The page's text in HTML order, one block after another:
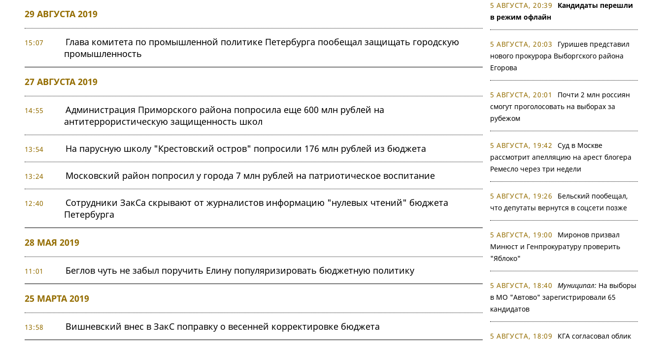
29 АВГУСТА 2019
15:07
Глава комитета по промышленной политике Петербурга пообещал защищать городскую
промышленность
27 АВГУСТА 2019
14:55
Администрация Приморского района попросила еще 600 млн рублей на
антитеррористическую защищенность школ
13:54 На парусную школу "Крестовский остров" попросили 176 млн рублей из бюджета
13:24 Московский район попросил у города 7 млн рублей на патриотическое воспитание
12:40
Сотрудники ЗакСа скрывают от журналистов информацию "нулевых чтений" бюджета
Петербурга
28 МАЯ 2019
11:01 Беглов чуть не забыл поручить Елину популяризировать бюджетную политику
25 МАРТА 2019
13:58 Вишневский внес в ЗакС поправку о весенней корректировке бюджета
5 АВГУСТА, 20:39
Кандидаты перешли
в режим офлайн
5 АВГУСТА, 20:03
Гуришев представил
нового прокурора Выборгского района
Егорова
5 АВГУСТА, 20:01
Почти 2 млн россиян
смогут проголосовать на выборах за
рубежом
5 АВГУСТА, 19:42
Суд в Москве
рассмотрит апелляцию на арест блогера
Ремесло через три недели
5 АВГУСТА, 19:26
Бельский пообещал,
что депутаты вернутся в соцсети позже
5 АВГУСТА, 19:00
Миронов призвал
Минюст и Генпрокуратуру проверить
"Яблоко"
5 АВГУСТА, 18:40 Муниципал: На выборы
в МО "Автово" зарегистрировали 65
кандидатов
5 АВГУСТА, 18:09
КГА согласовал облик